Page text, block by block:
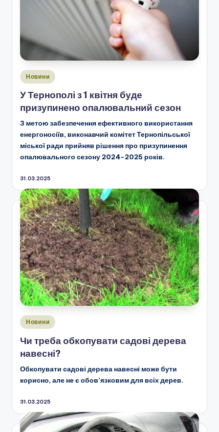
Опубліковано
Новини
У Тернополі з 1 квітня буде
призупинено опалювальний сезон
З метою забезпечення ефективного використання
енергоносіїв, виконавчий комітет Тернопільської
міської ради прийняв рішення про призупинення
опалювального сезону 2024-2025 років.
31.03.2025
Опубліковано
Новини
Чи треба обкопувати садові дерева
навесні?
Обкопувати садові дерева навесні може бути
корисно, але не є обов’язковим для всіх дерев.
31.03.2025